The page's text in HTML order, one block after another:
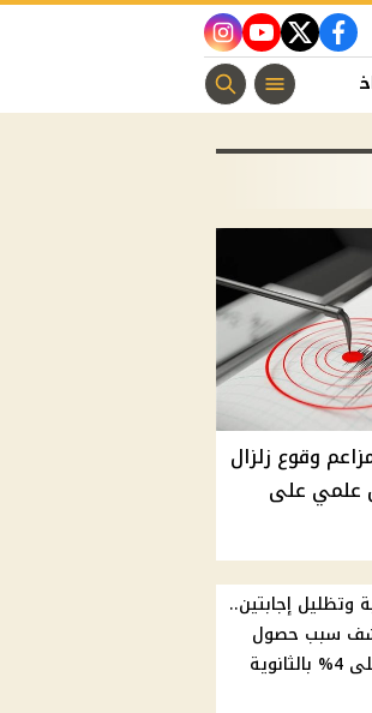
facebook
twitter
youtube
instagram
الفن منوعات مسيحية
وقوع زلزال
علمي على
وتظليل إجابتين..
سبب حصول
ريم محمد على 4% بالثانوية